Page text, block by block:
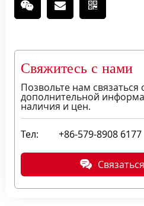
Свяжитесь с нами
Позвольте нам
дополнительной
наличия и цен.
Тел: +86-579-8908 6177